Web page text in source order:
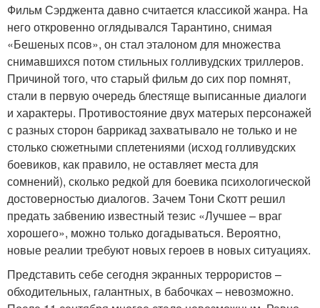
Фильм Сэрджента давно считается классикой жанра. На
него откровенно оглядывался Тарантино, снимая
«Бешеных псов», он стал эталоном для множества
снимавшихся потом стильных голливудских триллеров.
Причиной того, что старый фильм до сих пор помнят,
стали в первую очередь блестяще выписанные диалоги
и характеры. Противостояние двух матерых персонажей
с разных сторон баррикад захватывало не только и не
столько сюжетными сплетениями (исход голливудских
боевиков, как правило, не оставляет места для
сомнений), сколько редкой для боевика психологической
достоверностью диалогов. Зачем Тони Скотт решил
предать забвению известный тезис «Лучшее – враг
хорошего», можно только догадываться. Вероятно,
новые реалии требуют новых героев в новых ситуациях.
Представить себе сегодня экранных террористов –
обходительных, галантных, в бабочках – невозможно.